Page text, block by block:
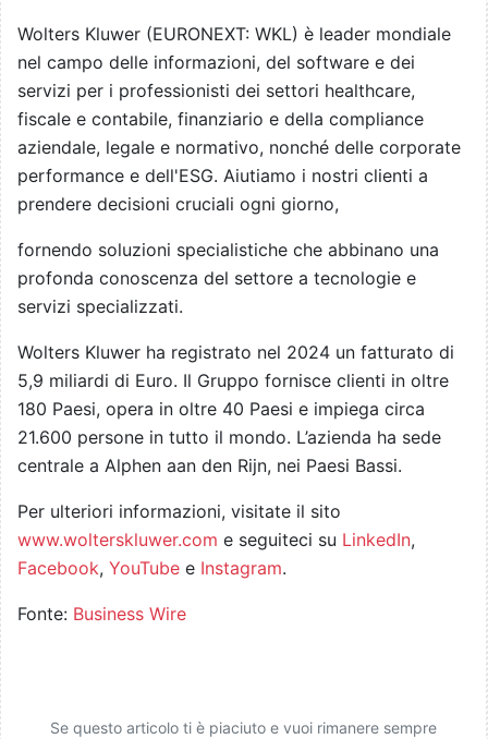
Wolters Kluwer (EURONEXT: WKL) è leader mondiale
nel campo delle informazioni, del software e dei
servizi per i professionisti dei settori healthcare,
fiscale e contabile, finanziario e della compliance
aziendale, legale e normativo, nonché delle corporate
performance e dell'ESG. Aiutiamo i nostri clienti a
prendere decisioni cruciali ogni giorno,
fornendo soluzioni specialistiche che abbinano una
profonda conoscenza del settore a tecnologie e
servizi specializzati.
Wolters Kluwer ha registrato nel 2024 un fatturato di
5,9 miliardi di Euro. Il Gruppo fornisce clienti in oltre
180 Paesi, opera in oltre 40 Paesi e impiega circa
21.600 persone in tutto il mondo. L’azienda ha sede
centrale a Alphen aan den Rijn, nei Paesi Bassi.
Per ulteriori informazioni, visitate il sito
www.wolterskluwer.com e seguiteci su LinkedIn,
Facebook, YouTube e Instagram.
Fonte: Business Wire
Se questo articolo ti è piaciuto e vuoi rimanere sempre